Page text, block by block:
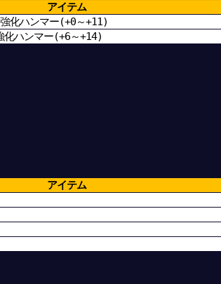
アイテム
化ハンマー(+0～+11)
ハンマー(+6～+14)
アイテム